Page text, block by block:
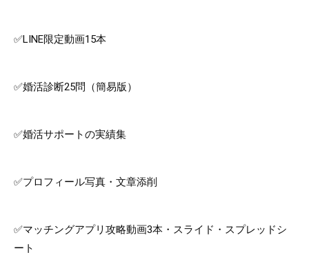
✅LINE限定動画15本
✅婚活診断25問（簡易版）
✅婚活サポートの実績集
✅プロフィール写真・文章添削
✅マッチングアプリ攻略動画3本・スライド・スプレッドシ
ート